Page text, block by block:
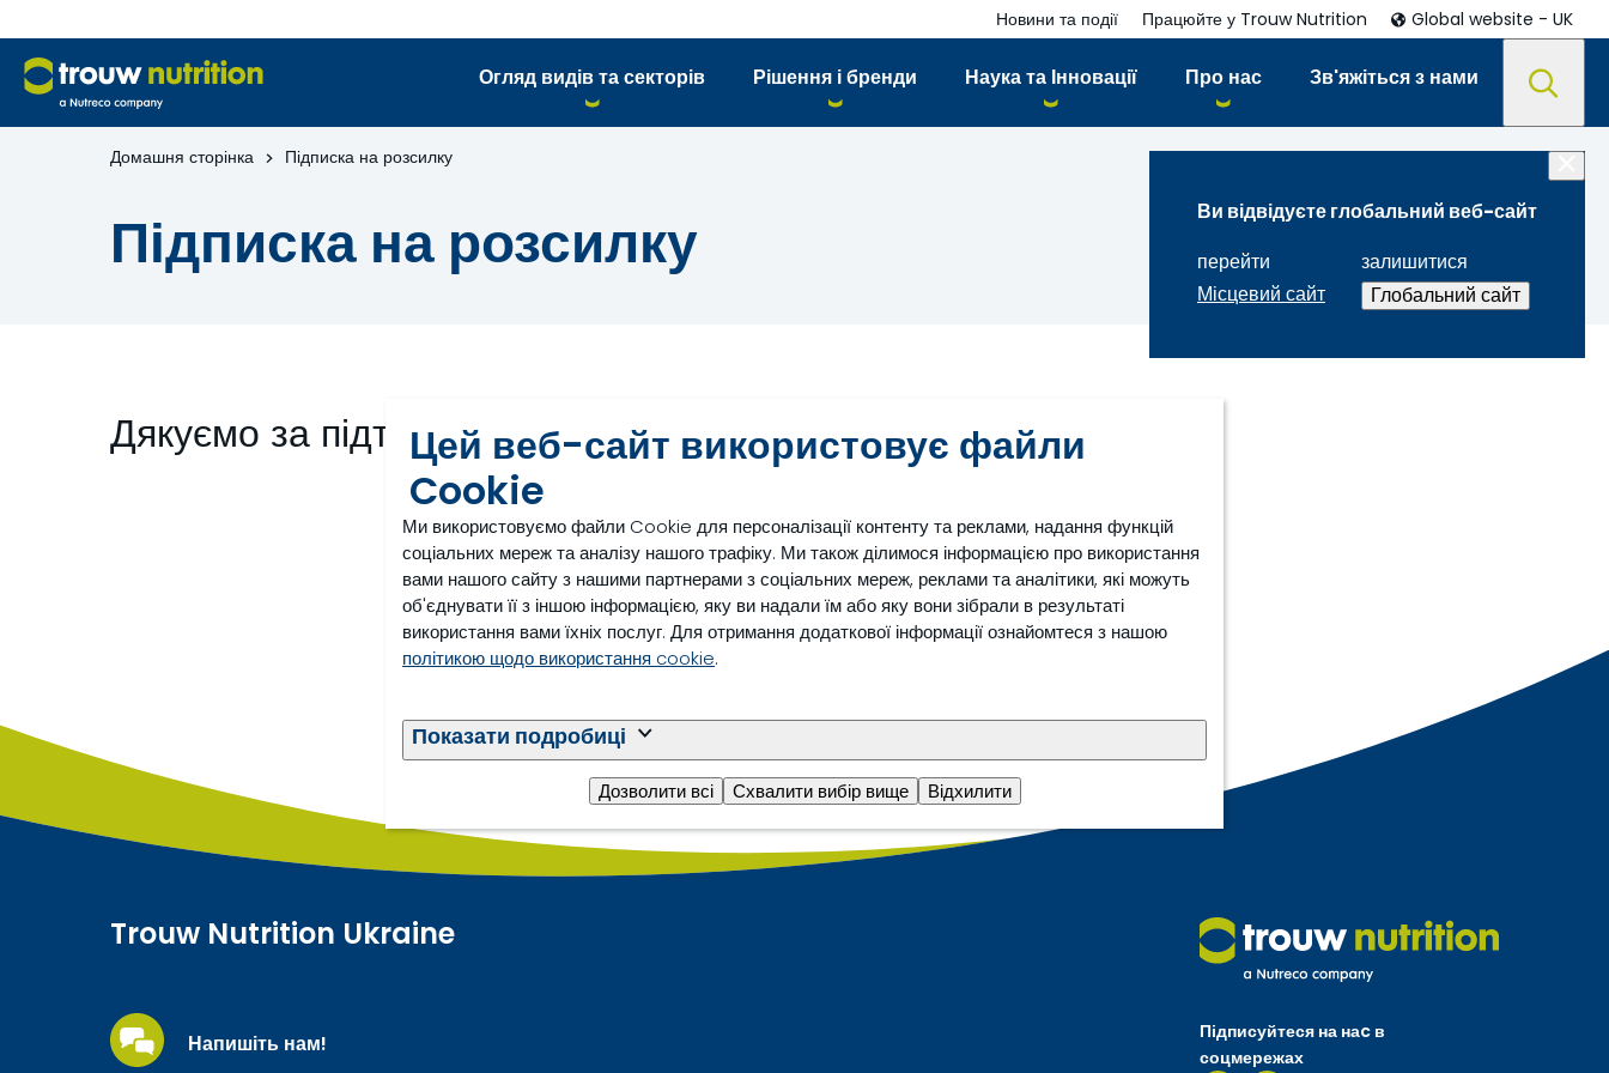
Цей веб-сайт використовує файли
Cookie
Ми використовуємо файли Cookie для персоналізації контенту та реклами, надання функцій
соціальних мереж та аналізу нашого трафіку. Ми також ділимося інформацією про використання
вами нашого сайту з нашими партнерами з соціальних мереж, реклами та аналітики, які можуть
об'єднувати її з іншою інформацією, яку ви надали їм або яку вони зібрали в результаті
використання вами їхніх послуг. Для отримання додаткової інформації ознайомтеся з нашою
політикою щодо використання cookie.
Показати подробиці
Дозволити всі Схвалити вибір вище Відхилити
Огляд видів та секторів Рішення і бренди Наука та Інновації Про нас Зв'яжіться з нами
Новини та події Працюйте у Trouw Nutrition Global website - UK
Ви відвідуєте глобальний веб-сайт
перейти
Місцевий сайт
залишитися
Глобальний сайт
Домашня сторінка Підписка на розсилку
Підписка на розсилку
Дякуємо за підтвердження підписки на нашу розсилку!
Trouw Nutrition Ukraine
Напишіть нам!
Підписуйтеся на наc в
соцмережах